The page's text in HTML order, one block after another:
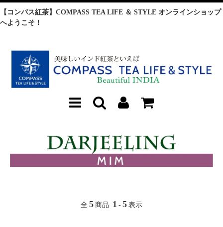
【コンパス紅茶】COMPASS TEA LIFE ＆ STYLE オンラインショップ
へようこそ！
全 5 商品 1 - 5 表示